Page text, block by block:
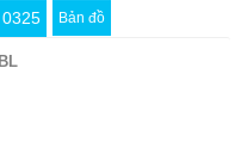
Bản đồ